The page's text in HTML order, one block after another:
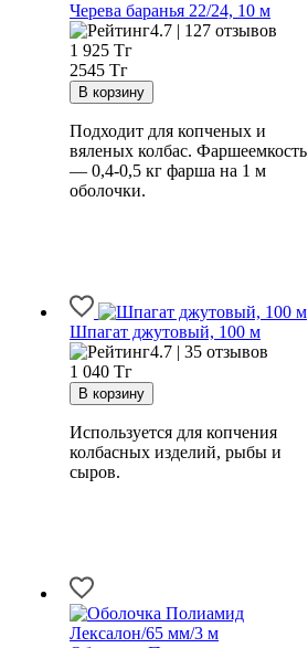
Черева баранья 22/24, 10 м
4.7 | 127 отзывов
1 925 Тг
2545 Тг
Подходит для копченых и
вяленых колбас. Фаршеемкость
— 0,4-0,5 кг фарша на 1 м
оболочки.
Шпагат джутовый, 100 м
4.7 | 35 отзывов
1 040 Тг
Используется для копчения
колбасных изделий, рыбы и
сыров.